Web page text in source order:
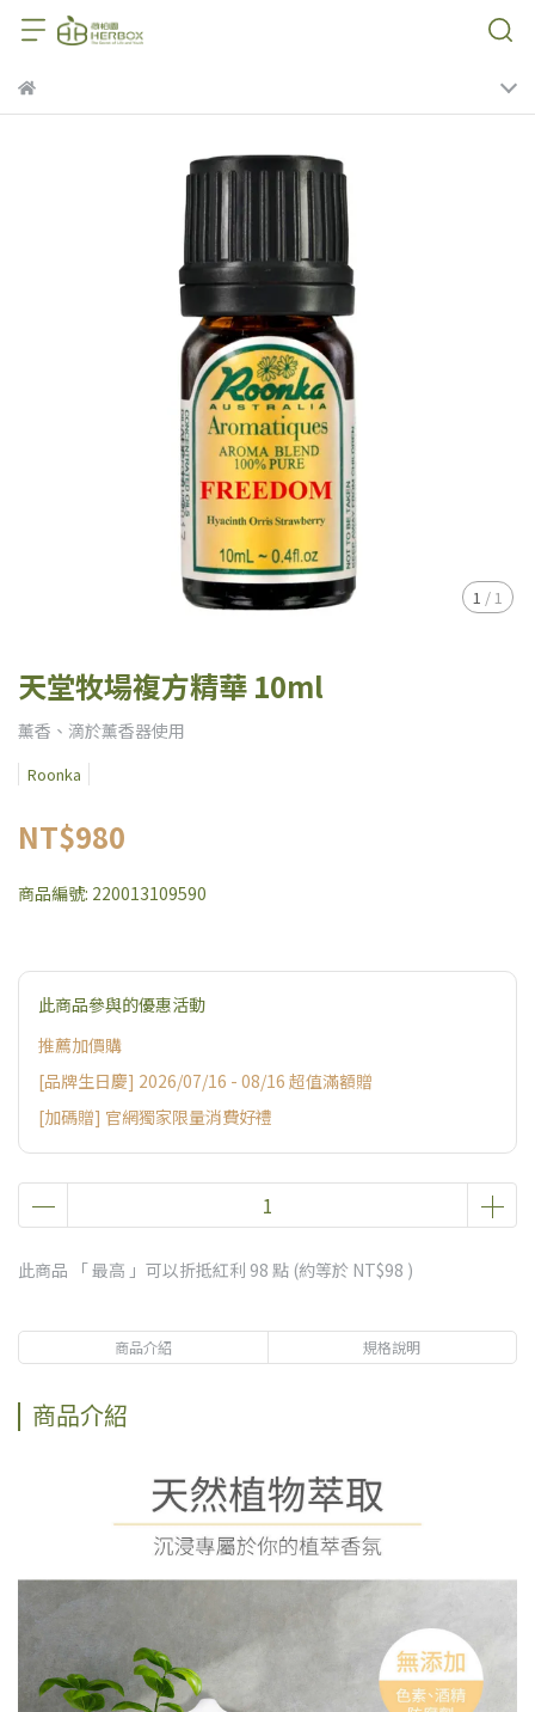
1 / 1
天堂牧場複方精華 10ml
薰香、滴於薰香器使用
Roonka
NT$980
商品編號: 220013109590
此商品參與的優惠活動
推薦加價購
[品牌生日慶] 2026/07/16 - 08/16 超值滿額贈
[加碼贈] 官網獨家限量消費好禮
此商品 「 最高 」可以折抵紅利 98 點 (約等於 NT$98 )
商品介紹 規格說明
商品介紹